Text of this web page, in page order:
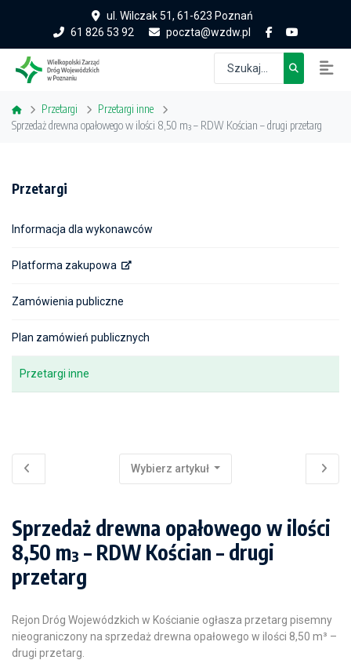
ul. Wilczak 51, 61-623 Poznań
61 826 53 92
poczta@wzdw.pl
Przetargi
Przetargi inne
Sprzedaż drewna opałowego w ilości 8,50 m³ – RDW Kościan – drugi przetarg
Przetargi
Informacja dla wykonawców
Platforma zakupowa
Zamówienia publiczne
Plan zamówień publicznych
Przetargi inne
Wybierz artykuł
Sprzedaż drewna opałowego w ilości
8,50 m³ – RDW Kościan – drugi
przetarg
Rejon Dróg Wojewódzkich w Kościanie ogłasza przetarg pisemny
nieograniczony na sprzedaż drewna opałowego w ilości 8,50 m³ –
drugi przetarg.